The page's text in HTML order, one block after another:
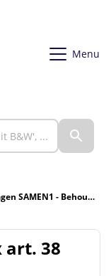
Menu
minimaregelingen 2027 en voorkomen opschuivend effect
art. 38